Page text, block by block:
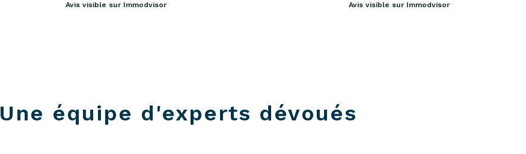
Avis visible sur Immodvisor Avis visible sur Immodvisor
Une équipe d'experts dévoués